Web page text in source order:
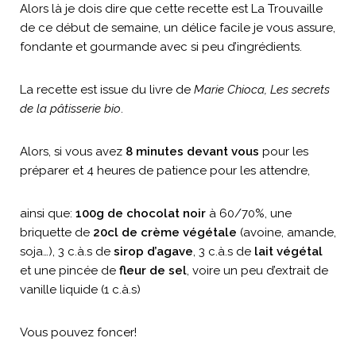
Alors là je dois dire que cette recette est La Trouvaille
de ce début de semaine, un délice facile je vous assure,
fondante et gourmande avec si peu d’ingrédients.
La recette est issue du livre de Marie Chioca, Les secrets
de la pâtisserie bio.
Alors, si vous avez 8 minutes devant vous pour les
préparer et 4 heures de patience pour les attendre,
ainsi que: 100g de chocolat noir à 60/70%, une
briquette de 20cl de crème végétale (avoine, amande,
soja…), 3 c.à.s de sirop d’agave, 3 c.à.s de lait végétal
et une pincée de fleur de sel, voire un peu d’extrait de
vanille liquide (1 c.à.s)
Vous pouvez foncer!